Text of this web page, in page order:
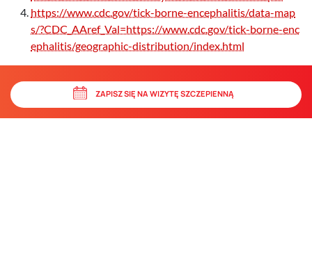
https://www.cdc.gov/tick-borne-encephalitis/data-map
s/?CDC_AAref_Val=https://www.cdc.gov/tick-borne-enc
ephalitis/geographic-distribution/index.html
ZAPISZ SIĘ NA WIZYTĘ SZCZEPIENNĄ